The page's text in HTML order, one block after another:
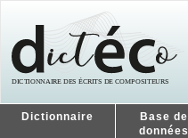
Dictionnaire
Base de
données